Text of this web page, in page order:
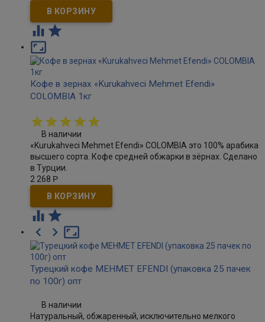
 

Кофе в зернах «Kurukahveci Mehmet Efendi»
COLOMBIA 1кг
В наличии
«Kurukahveci Mehmet Efendi» COLOMBIA это 100% арабика
высшего сорта. Кофе средней обжарки в зёрнах. Сделано
в Турции.
2 268 Р
 

 
Турецкий кофе MEHMET EFENDI (упаковка 25 пачек
по 100г) опт
В наличии
Натуральный, обжаренный, исключительно мелкого